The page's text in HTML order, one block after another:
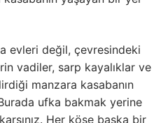
evleri değil, çevresindeki
vadiler, sarp kayalıklar ve
manzara kasabanın
ufka bakmak yerine
Her köşe başka bir